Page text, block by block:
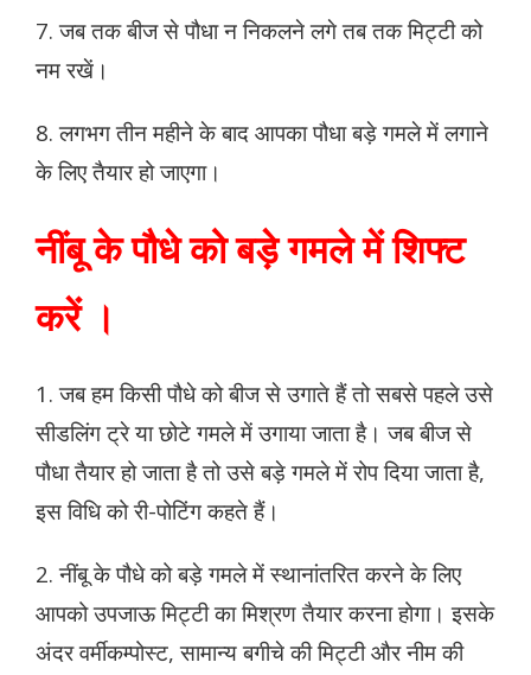
7. जब तक बीज से पौधा न निकलने लगे तब तक मिट्टी को
नम रखें।
8. लगभग तीन महीने के बाद आपका पौधा बड़े गमले में लगाने
के लिए तैयार हो जाएगा।
नींबू के पौधे को बड़े गमले में शिफ्ट
करें ।
1. जब हम किसी पौधे को बीज से उगाते हैं तो सबसे पहले उसे
सीडलिंग ट्रे या छोटे गमले में उगाया जाता है। जब बीज से
पौधा तैयार हो जाता है तो उसे बड़े गमले में रोप दिया जाता है,
इस विधि को री-पोटिंग कहते हैं।
2. नींबू के पौधे को बड़े गमले में स्थानांतरित करने के लिए
आपको उपजाऊ मिट्टी का मिश्रण तैयार करना होगा। इसके
अंदर वर्मीकम्पोस्ट, सामान्य बगीचे की मिट्टी और नीम की